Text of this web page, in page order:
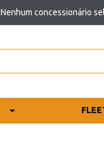
Nenhum concessionário